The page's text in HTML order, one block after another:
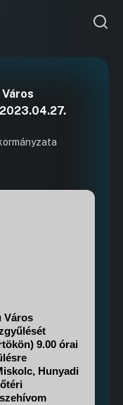
Város
9.00 órai
Hunyadi